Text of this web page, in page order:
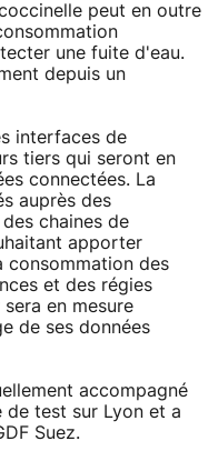
peut en outre
une fuite d'eau.
depuis un
interfaces de
tiers qui seront en
connectées. La
auprès des
chaines de
apporter
consommation des
et des régies
en mesure
de ses données
accompagné
de test sur Lyon et a
Suez.